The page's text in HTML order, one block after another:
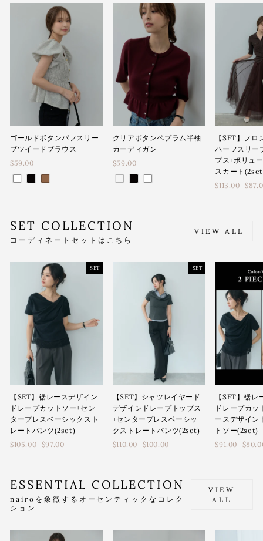
ゴールドボタンパフスリー
ブツイードブラウス
$59.00
クリアボタンペプラム半袖
カーディガン
$59.00
【SET】フ
ハーフスリー
プス+ボリュ
スカート
通
$113.00
SET COLLECTION
コーディネートセットはこちら
VIEW ALL
SET
【SET】裾レースデザイン
ドレープカットソー+セン
タープレスベーシックスト
レートパンツ(2set)
通
$105.00 $97.00
SET
【SET】シャツレイヤード
デザインドレープトップス
+センタープレスベーシッ
クストレートパンツ(2set)
通
$110.00 $100.00
【SET】裾
ドレープカッ
ースデザイン
トソー(2set)
通
$91.00
ESSENTIAL COLLECTION
nairoを象徴するオーセンティックなコレク
ション
VIEW
ALL